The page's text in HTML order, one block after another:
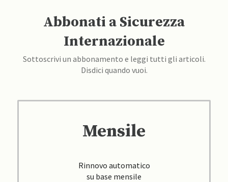
Abbonati a Sicurezza
Internazionale
Sottoscrivi un abbonamento e leggi tutti gli articoli.
Disdici quando vuoi.
Mensile
Rinnovo automatico
su base mensile